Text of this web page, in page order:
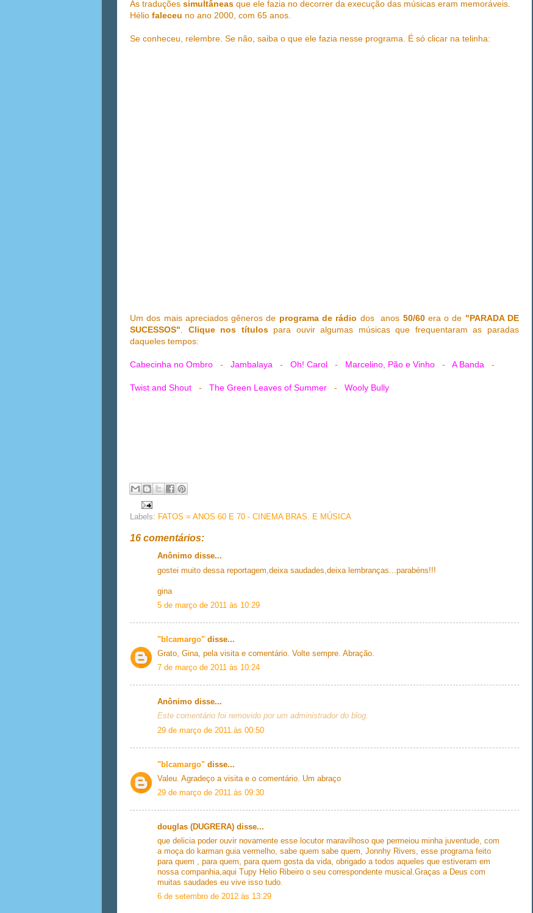
As traduções simultâneas que ele fazia no decorrer da execução das músicas eram memoráveis.
Hélio faleceu no ano 2000, com 65 anos.
Se conheceu, relembre. Se não, saiba o que ele fazia nesse programa. É só clicar na telinha:
Um dos mais apreciados gêneros de programa de rádio dos anos 50/60era o de "PARADA DE
SUCESSOS". Clique nos títulospara ouvir algumas músicas que frequentaram as paradas
daqueles tempos:
Cabecinha no Ombro - Jambalaya - Oh! Carol - Marcelino, Pão e Vinho - A Banda -
Twist and Shout - The Green Leaves of Summer - Wooly Bully
Labels: FATOS = ANOS 60 E 70 - CINEMA BRAS. E MÚSICA
16 comentários:
Anônimo disse...
gostei muito dessa reportagem,deixa saudades,deixa lembranças...parabéns!!!
gina
5 de março de 2011 às 10:29
"blcamargo" disse...
Grato, Gina, pela visita e comentário. Volte sempre. Abração.
7 de março de 2011 às 10:24
Anônimo disse...
Este comentário foi removido por um administrador do blog.
29 de março de 2011 às 00:50
"blcamargo" disse...
Valeu. Agradeço a visita e o comentário. Um abraço
29 de março de 2011 às 09:30
douglas (DUGRERA) disse...
que delicia poder ouvir novamente esse locutor maravilhoso que permeiou minha juventude, com
a moça do karman guia vermelho, sabe quem sabe quem, Jonnhy Rivers, esse programa feito
para quem , para quem, para quem gosta da vida, obrigado a todos aqueles que estiveram em
nossa companhia,aqui Tupy Helio Ribeiro o seu correspondente musical.Graças a Deus com
muitas saudades eu vive isso tudo.
6 de setembro de 2012 às 13:29